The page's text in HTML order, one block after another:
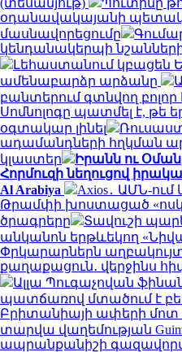
օդանավակայանի
մասնավորեցումը
կենդանակերպի
Լեհաստանում կբացեն
ամենաբարձր արձանը
բանտերում գտնվող
Սոմնոլոգը պատմել է, թե
օգտակար լինել
ադամանդների հղկման
կլաստեր
Իրանն ու
Հորմուզի նեղուցով
Al Arabiya
Axios․ ԱՄՆ-
Թրամփի խոստացած
ծրագրերը
Տավուշի
անկանոն երթևեկող
Փրկարարներն
քաղաքացուն․ վերջինս
Ալլա Պուգաչովան
պատճառով մտածում է
Բրիտանիայի ափերի մոտ
տարվա վաղեմության
ապրանքանիշի